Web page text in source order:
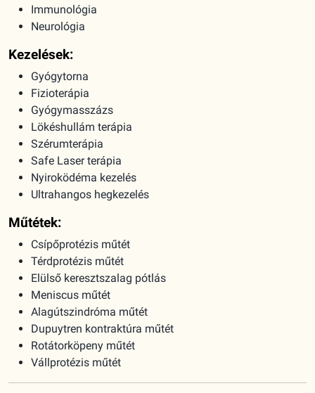
Immunológia
Neurológia
Kezelések:
Gyógytorna
Fizioterápia
Gyógymasszázs
Lökéshullám terápia
Szérumterápia
Safe Laser terápia
Nyiroködéma kezelés
Ultrahangos hegkezelés
Műtétek:
Csípőprotézis műtét
Térdprotézis műtét
Elülső keresztszalag pótlás
Meniscus műtét
Alagútszindróma műtét
Dupuytren kontraktúra műtét
Rotátorköpeny műtét
Vállprotézis műtét